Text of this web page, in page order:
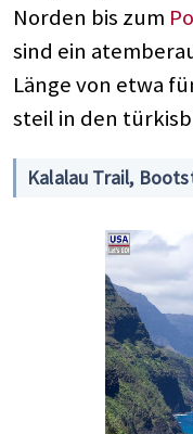
Norden bis zum
sind ein
Länge von etwa
steil in den
Kalalau Trail,